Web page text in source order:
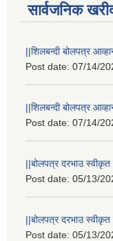
सार्वजनिक
||शिलबन्दी बोलपत्र
Post date: 07/14/
||शिलबन्दी बोलपत्र
Post date: 07/14/
||बोलपत्र दरभाउ
Post date: 05/13/
||बोलपत्र दरभाउ
Post date: 05/13/